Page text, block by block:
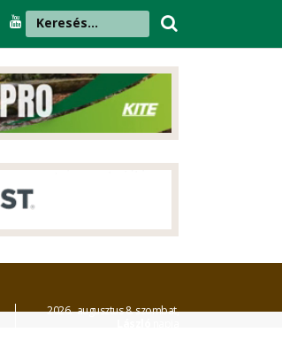
2026. augusztus 8. szombat,